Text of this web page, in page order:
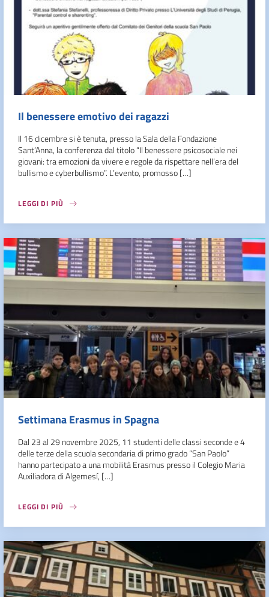
Il benessere emotivo dei ragazzi
Il 16 dicembre si è tenuta, presso la Sala della Fondazione
Sant’Anna, la conferenza dal titolo “Il benessere psicosociale nei
giovani: tra emozioni da vivere e regole da rispettare nell’era del
bullismo e cyberbullismo”. L’evento, promosso […]
LEGGI DI PIÙ
Settimana Erasmus in Spagna
Dal 23 al 29 novembre 2025, 11 studenti delle classi seconde e 4
delle terze della scuola secondaria di primo grado “San Paolo”
hanno partecipato a una mobilità Erasmus presso il Colegio Maria
Auxiliadora di Algemesí, […]
LEGGI DI PIÙ